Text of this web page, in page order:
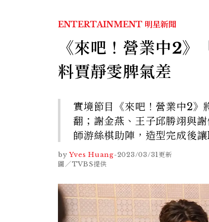
ENTERTAINMENT 明星新聞
《來吧！營業中2
料賈靜雯脾氣差
實境節目《來吧！營業中2》
翻；謝金燕、王子邱勝翊與
師游絲棋助陣，造型完成後
by Yves Huang-2023/03/31更新
圖／TVBS提供